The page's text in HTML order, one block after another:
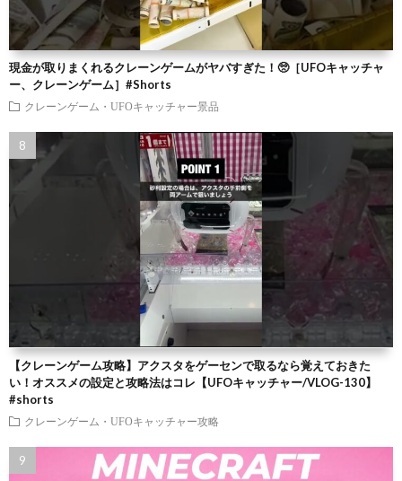
現金が取りまくれるクレーンゲームがヤバすぎた！🥺［UFOキャッチャ
ー、クレーンゲーム］#Shorts
クレーンゲーム・UFOキャッチャー景品
【クレーンゲーム攻略】アクスタをゲーセンで取るなら覚えておきた
い！オススメの設定と攻略法はコレ【UFOキャッチャー/VLOG-130】
#shorts
クレーンゲーム・UFOキャッチャー攻略